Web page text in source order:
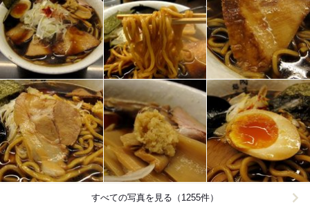
すべての写真を見る（1255件）